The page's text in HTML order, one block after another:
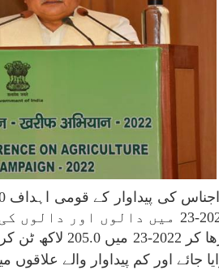
اناج کی پیداوار
جائے اور کم پیداوار والے